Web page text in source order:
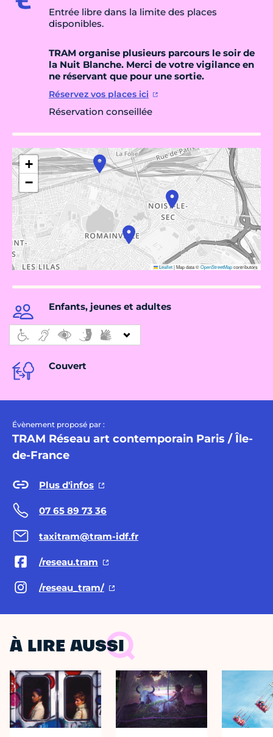
Entrée libre dans la limite des places
disponibles.
TRAM organise plusieurs parcours le soir de
la Nuit Blanche. Merci de votre vigilance en
ne réservant que pour une sortie.
Réservez vos places ici
Réservation conseillée
+
−
Leaflet|Map data ©OpenStreetMapcontributors
Enfants, jeunes et adultes
Couvert
Évènement proposé par :
TRAM Réseau art contemporain Paris / Île-
de-France
Plus d'infos
07 65 89 73 36
taxitram@tram-idf.fr
/reseau.tram
/reseau_tram/
À LIRE AUSSI